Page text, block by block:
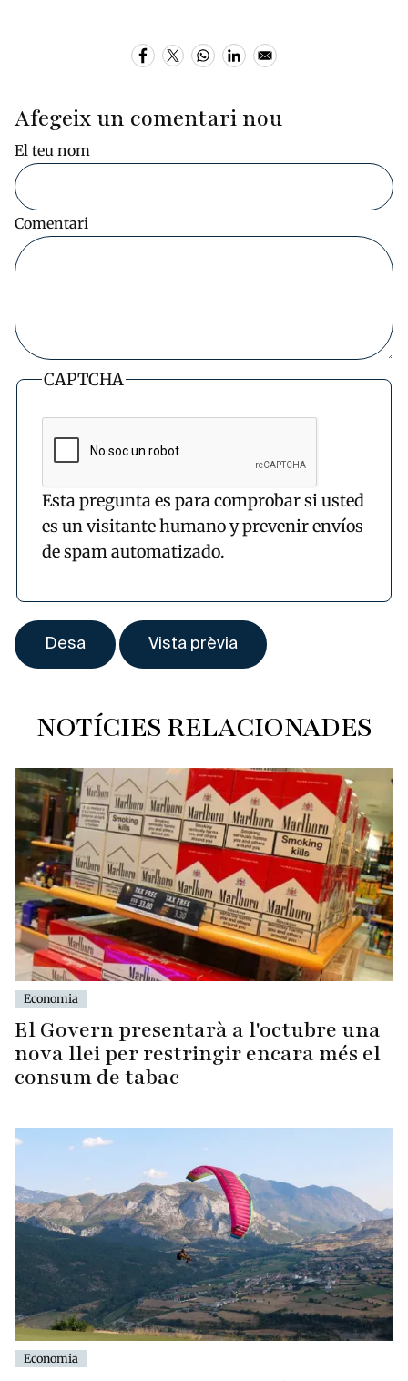
Afegeix un comentari nou
El teu nom
Comentari
CAPTCHA
Esta pregunta es para comprobar si usted
es un visitante humano y prevenir envíos
de spam automatizado.
NOTÍCIES RELACIONADES
Economia
El Govern presentarà a l'octubre una
nova llei per restringir encara més el
consum de tabac
Economia